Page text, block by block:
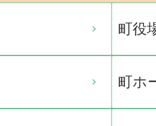
町役
町ホ